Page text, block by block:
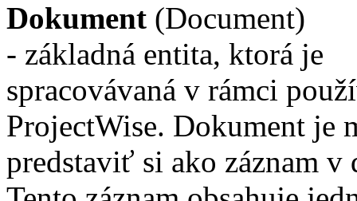
Dokument (Document)
- základná entita, ktorá je
spracovávaná v rámci
ProjectWise. Dokument je
predstaviť si ako záznam v